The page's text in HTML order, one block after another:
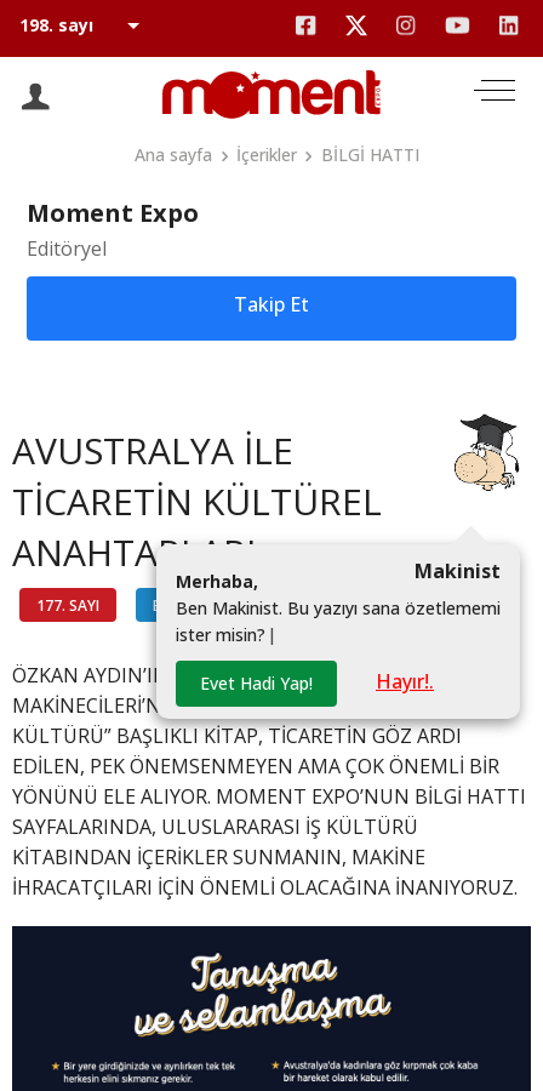
Ana sayfa İçerikler BİLGİ HATTI
Moment Expo
Editöryel
Takip Et
AVUSTRALYA İLE
TİCARETİN KÜLTÜREL
ANAHTARLARI
177. SAYI BİLGİ HATTI #
Makinist
Merhaba,
Ben Makinist. Bu yazıyı sana özetlememi
ister misin? |
Evet Hadi Yap! Hayır!.
ÖZKAN AYDIN’IN HAZIRLADIĞI VE TÜRKİYE’NİN
MAKİNECİLERİ’NİN YAYIMLADIĞI “ULUSLARARASI İŞ
KÜLTÜRÜ” BAŞLIKLI KİTAP, TİCARETİN GÖZ ARDI
EDİLEN, PEK ÖNEMSENMEYEN AMA ÇOK ÖNEMLİ BİR
YÖNÜNÜ ELE ALIYOR. MOMENT EXPO’NUN BİLGİ HATTI
SAYFALARINDA, ULUSLARARASI İŞ KÜLTÜRÜ
KİTABINDAN İÇERİKLER SUNMANIN, MAKİNE
İHRACATÇILARI İÇİN ÖNEMLİ OLACAĞINA İNANIYORUZ.